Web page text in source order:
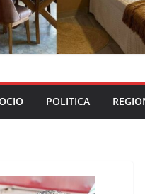
POLITICA